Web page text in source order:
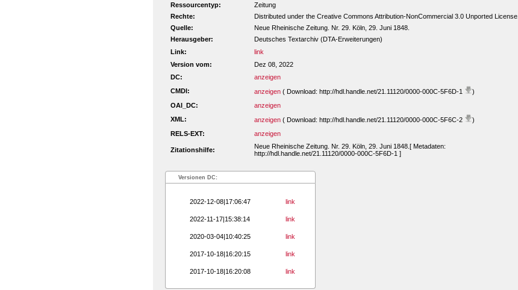
Ressourcentyp:
Zeitung
Rechte:
Distributed under the Creative Commons Attribution-NonCommercial 3.0 Unported License.
Quelle:
Neue Rheinische Zeitung. Nr. 29. Köln, 29. Juni 1848.
Herausgeber:
Deutsches Textarchiv (DTA-Erweiterungen)
Link:
link
Version vom:
Dez 08, 2022
DC:
anzeigen
CMDI:
anzeigen ( Download: http://hdl.handle.net/21.11120/0000-000C-5F6D-1
)
OAI_DC:
anzeigen
XML:
anzeigen ( Download: http://hdl.handle.net/21.11120/0000-000C-5F6C-2
)
RELS-EXT:
anzeigen
Zitationshilfe:
Neue Rheinische Zeitung. Nr. 29. Köln, 29. Juni 1848.[ Metadaten:
http://hdl.handle.net/21.11120/0000-000C-5F6D-1 ]
Versionen DC:
2022-12-08|17:06:47 link
2022-11-17|15:38:14 link
2020-03-04|10:40:25 link
2017-10-18|16:20:15 link
2017-10-18|16:20:08 link